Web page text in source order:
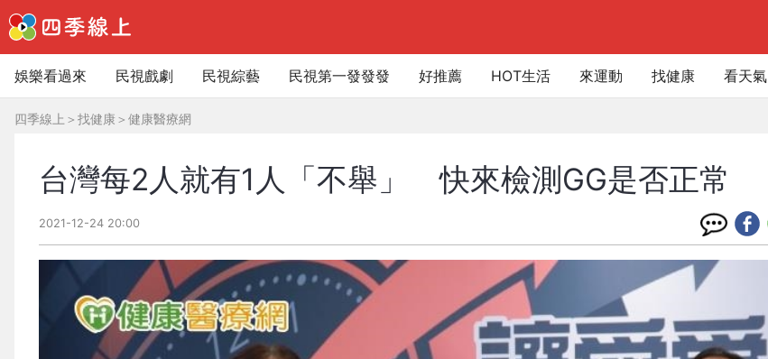
娛樂看過來 民視戲劇 民視綜藝 民視第一發發發 好推薦 HOT生活 來運動 找健康 看天氣
四季線上 ＞ 找健康＞ 健康醫療網
台灣每2人就有1人「不舉」 快來檢測GG是否正常
2021-12-24 20:00